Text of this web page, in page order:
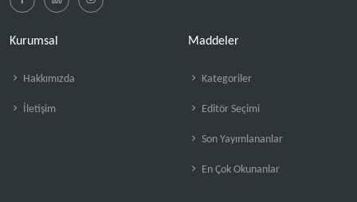
Kurumsal
Hakkımızda
İletişim
Maddeler
Kategoriler
Editör Seçimi
Son Yayımlananlar
En Çok Okunanlar